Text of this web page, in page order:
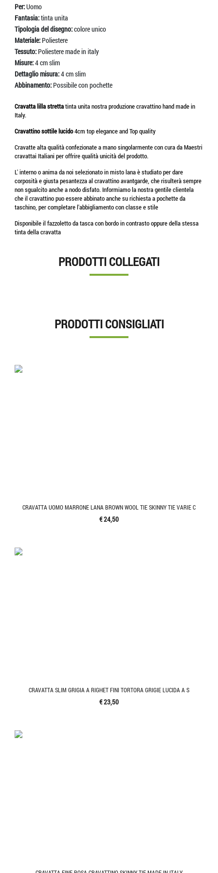
Per:Uomo
Fantasia:tinta unita
Tipologia del disegno:colore unico
Materiale: Poliestere
Tessuto: Poliestere made in italy
Misure:4 cm slim
Dettaglio misura:4 cm slim
Abbinamento: Possibile con pochette
Cravatta lilla strettatinta unita nostra produzione cravattino hand made in
Italy.
Cravattino sottilelucido4cm top elegance and Top quality
Cravatte alta qualità confezionate a mano singolarmente con cura da Maestri
cravattai Italiani per offrire qualità unicità del prodotto.
L' interno o anima da noi selezionato in misto lana è studiato per dare
corposità e giusta pesantezza al cravattino avantgarde, che risulterà sempre
non sgualcito anche a nodo disfato. Informiamo la nostra gentile clientela
che il cravattino puo essere abbinato anche su richiesta a pochette da
taschino, per completare l'abbigliamento con classe e stile
Disponibile il fazzoletto da tasca con bordo in contrasto oppure della stessa
tinta della cravatta
PRODOTTI COLLEGATI
PRODOTTI CONSIGLIATI
CRAVATTA UOMO MARRONE LANA BROWN WOOL TIE SKINNY TIE VARIE C
€ 24,50
CRAVATTA SLIM GRIGIA A RIGHET FINI TORTORA GRIGIE LUCIDA A S
€ 23,50